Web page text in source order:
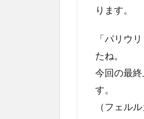
ります。
「パリウ
たね。
今回の最
す。
（フェル